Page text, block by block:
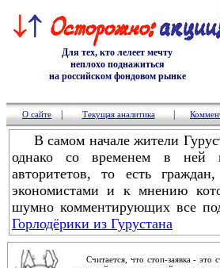
Для тех, кто лелеет мечту
неплохо поднажиться
на российском фондовом рынке
О сайте Текущая аналитика
В самом начале жители
однако со временем в ней
авторитетов, то есть
экономистами и к мнению
шумно комментирующих все
Горлодёрики из Гурустана
Считается, что стоп-заявка - это